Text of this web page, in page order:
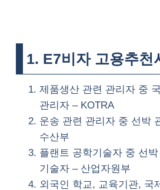
1. E7비자 고용추천
제품생산 관련 관리자 중
관리자 – KOTRA
운송 관련 관리자 중 선박
수산부
플랜트 공학기술자 중 선
기술자 – 산업자원부
외국인 학교, 교육기관, 국